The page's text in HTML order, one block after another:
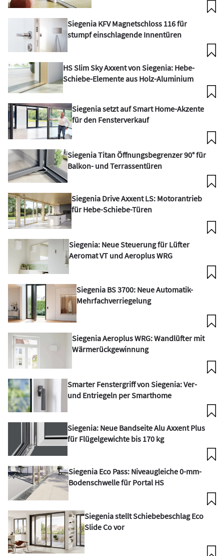
Siegenia KFV Magnetschloss 116 für
stumpf einschlagende Innentüren
HS Slim Sky Axxent von Siegenia: Hebe-
Schiebe-Elemente aus Holz-Aluminium
Siegenia setzt auf Smart Home-Akzente
für den Fensterverkauf
Siegenia Titan Öffnungsbegrenzer 90° für
Balkon- und Terrassentüren
Siegenia Drive Axxent LS: Motorantrieb
für Hebe-Schiebe-Türen
Siegenia: Neue Steuerung für Lüfter
Aeromat VT und Aeroplus WRG
Siegenia BS 3700: Neue Automatik-
Mehrfachverriegelung
Siegenia Aeroplus WRG: Wandlüfter mit
Wärmerückgewinnung
Smarter Fenstergriff von Siegenia: Ver-
und Entriegeln per Smarthome
Siegenia: Neue Bandseite Alu Axxent Plus
für Flügelgewichte bis 170 kg
Siegenia Eco Pass: Niveaugleiche 0-mm-
Bodenschwelle für Portal HS
Siegenia stellt Schiebebeschlag Eco
Slide Co vor